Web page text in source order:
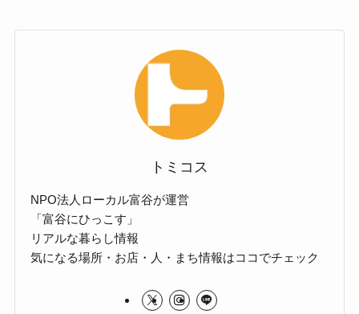
トミコス
NPO法人ローカル富谷が運営
「富谷にひっこす」
リアルな暮らし情報
気になる場所・お店・人・まち情報はココでチェック